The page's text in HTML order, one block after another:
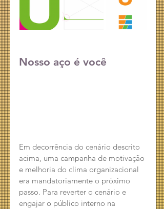
Nosso aço é você
Em decorrência do cenário descrito
acima, uma campanha de motivação
e melhoria do clima organizacional
era mandatoriamente o próximo
passo. Para reverter o cenário e
engajar o público interno na